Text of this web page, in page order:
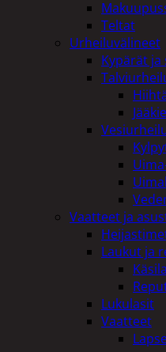
Teltat
Urheiluvälineet
Kypärät
Vaatteet ja
Laukut ja
Lukulasit
Vaatteet